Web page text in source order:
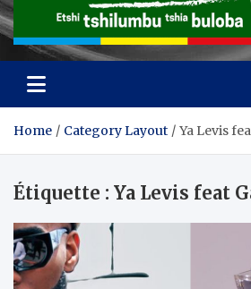
Home Category Layout Ya Levis
Étiquette : Ya Levis feat